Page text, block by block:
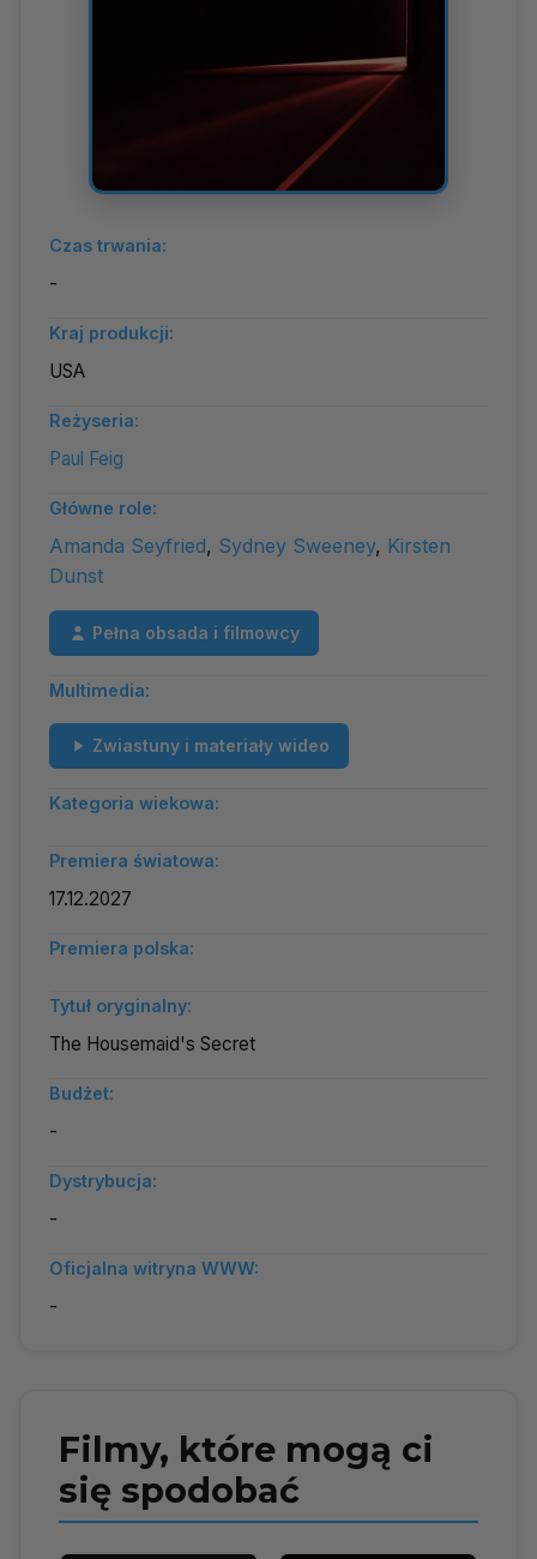
Czas trwania:
-
Kraj produkcji:
USA
Reżyseria:
Paul Feig
Główne role:
Amanda Seyfried, Sydney Sweeney, Kirsten
Dunst
Pełna obsada i filmowcy
Multimedia:
Zwiastuny i materiały wideo
Kategoria wiekowa:
Premiera światowa:
17.12.2027
Premiera polska:
Tytuł oryginalny:
The Housemaid's Secret
Budżet:
-
Dystrybucja:
-
Oficjalna witryna WWW:
-
Filmy, które mogą ci
się spodobać